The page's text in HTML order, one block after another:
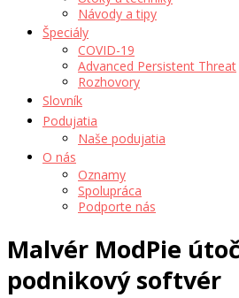
Návody a tipy
Špeciály
COVID-19
Advanced Persistent Threat
Rozhovory
Slovník
Podujatia
Naše podujatia
O nás
Oznamy
Spolupráca
Podporte nás
Malvér ModPie
podnikový softvér